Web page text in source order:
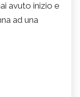
avuto inizio e
ad una